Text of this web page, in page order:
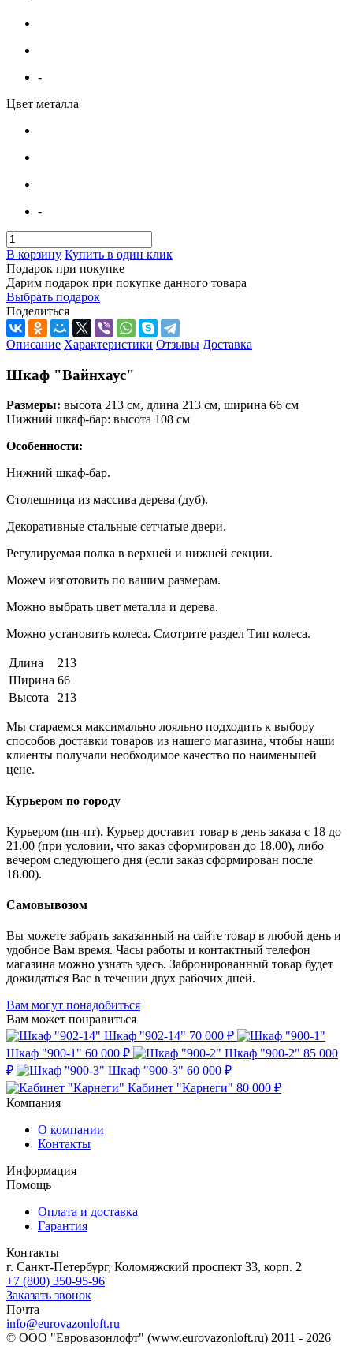
-
Цвет металла
-
В корзину Купить в один клик
Подарок при покупке
Дарим подарок при покупке данного товара
Выбрать подарок
Поделиться
Описание Характеристики Отзывы Доставка
Шкаф "Вайнхаус"
Размеры: высота 213 см, длина 213 см, ширина 66 см
Нижний шкаф-бар: высота 108 см
Особенности:
Нижний шкаф-бар.
Столешница из массива дерева (дуб).
Декоративные стальные сетчатые двери.
Регулируемая полка в верхней и нижней секции.
Можем изготовить по вашим размерам.
Можно выбрать цвет металла и дерева.
Можно установить колеса. Смотрите раздел Тип колеса.
Длина
213
Ширина 66
Высота
213
Мы стараемся максимально лояльно подходить к выбору
способов доставки товаров из нашего магазина, чтобы наши
клиенты получали необходимое качество по наименьшей
цене.
Курьером по городу
Курьером (пн-пт). Курьер доставит товар в день заказа с 18 до
21.00 (при условии, что заказ сформирован до 18.00), либо
вечером следующего дня (если заказ сформирован после
18.00).
Самовывозом
Вы можете забрать заказанный на сайте товар в любой день и
удобное Вам время. Часы работы и контактный телефон
магазина можно узнать здесь. Забронированный товар будет
дожидаться Вас в течении двух рабочих дней.
Вам могут понадобиться
Вам может понравиться
Шкаф "902-14" 70 000 ₽
Шкаф "900-1" 60 000 ₽ Шкаф "900-2" 85 000
₽
Шкаф "900-3" 60 000 ₽
Кабинет "Карнеги" 80 000 ₽
Компания
О компании
Контакты
Информация
Помощь
Оплата и доставка
Гарантия
Контакты
г. Санкт-Петербург, Коломяжский проспект 33, корп. 2
+7 (800) 350-95-96
Заказать звонок
Почта
info@eurovazonloft.ru
© ООО "Евровазонлофт" (www.eurovazonloft.ru) 2011 - 2026